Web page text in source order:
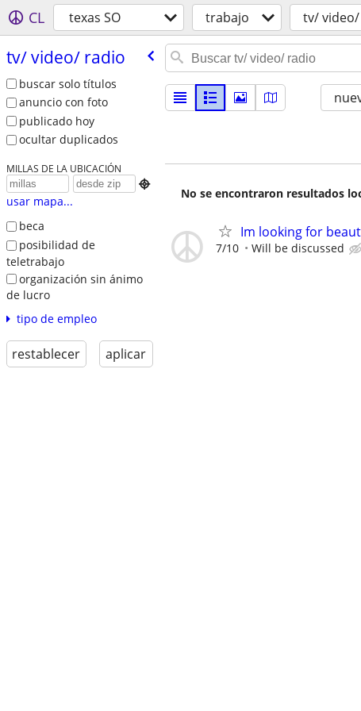
CL texas SO trabajo tv/
tv/​ video/​ radio
buscar solo títulos
anuncio con foto
publicado hoy
ocultar duplicados
MILLAS DE LA UBICACIÓN

usar mapa...
beca
posibilidad de
teletrabajo
organización sin ánimo
de lucro
tipo de empleo
restablecer aplicar
No se encontraron resultados
Im looking for
7/10 Will be discussed